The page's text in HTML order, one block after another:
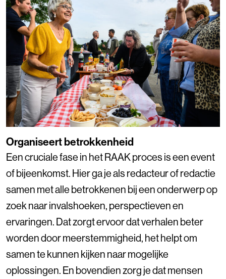
Organiseert betrokkenheid
Een cruciale fase in het RAAK proces is een event
of bijeenkomst. Hier ga je als redacteur of redactie
samen met alle betrokkenen bij een onderwerp op
zoek naar invalshoeken, perspectieven en
ervaringen. Dat zorgt ervoor dat verhalen beter
worden door meerstemmigheid, het helpt om
samen te kunnen kijken naar mogelijke
oplossingen. En bovendien zorg je dat mensen